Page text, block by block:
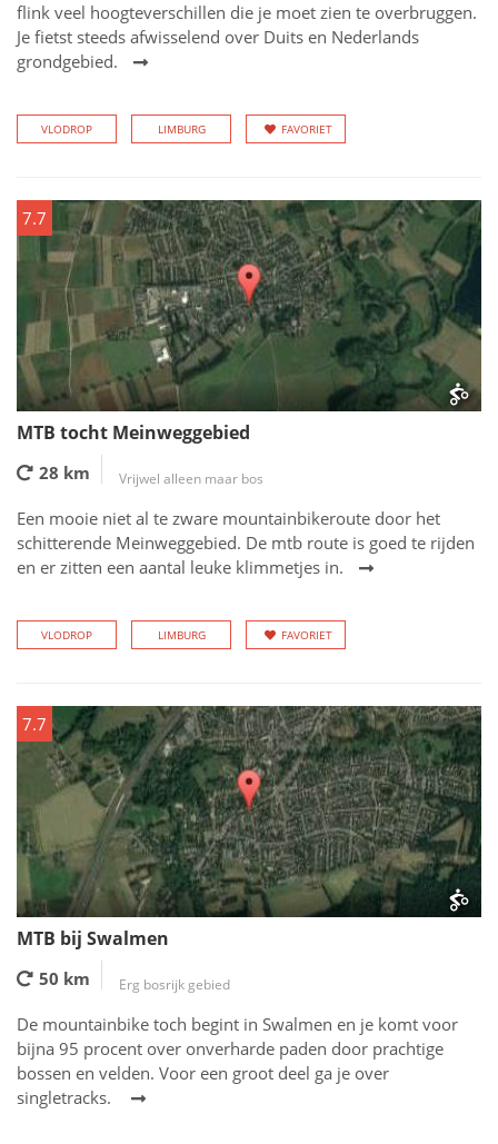
flink veel hoogteverschillen die je moet zien te overbruggen.
Je fietst steeds afwisselend over Duits en Nederlands
grondgebied.
VLODROP LIMBURG FAVORIET
7.7
MTB tocht Meinweggebied
28 km Vrijwel alleen maar bos
Een mooie niet al te zware mountainbikeroute door het
schitterende Meinweggebied. De mtb route is goed te rijden
en er zitten een aantal leuke klimmetjes in.
VLODROP LIMBURG FAVORIET
7.7
MTB bij Swalmen
50 km Erg bosrijk gebied
De mountainbike toch begint in Swalmen en je komt voor
bijna 95 procent over onverharde paden door prachtige
bossen en velden. Voor een groot deel ga je over
singletracks.